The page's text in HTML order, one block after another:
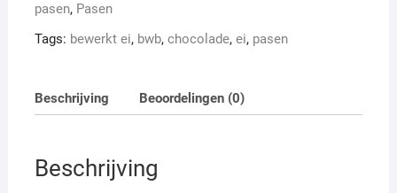
pasen, Pasen
Tags: bewerkt ei, bwb, chocolade, ei, pasen
Beschrijving Beoordelingen (0)
Beschrijving